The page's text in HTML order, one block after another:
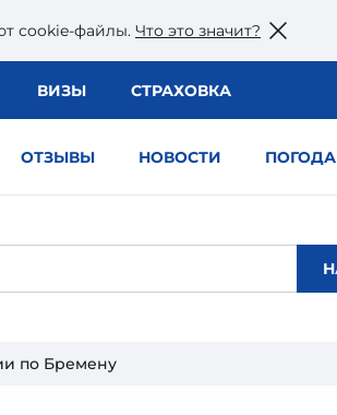
сookie-файлы. Что это значит?
ВИЗЫ СТРАХОВКА
ОТЗЫВЫ НОВОСТИ ПОГОДА
по Бремену